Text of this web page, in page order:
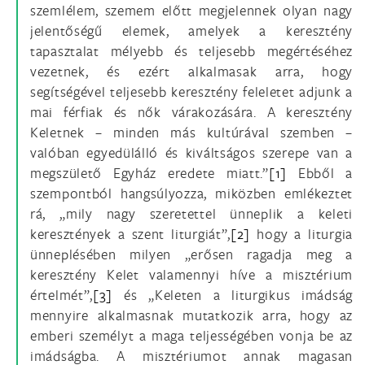
szemlélem, szemem előtt megjelennek olyan nagy
jelentőségű elemek, amelyek a keresztény
tapasztalat mélyebb és teljesebb megértéséhez
vezetnek, és ezért alkalmasak arra, hogy
segítségével teljesebb keresztény feleletet adjunk a
mai férfiak és nők várakozására. A keresztény
Keletnek – minden más kultúrával szemben –
valóban egyedülálló és kiváltságos szerepe van a
megszülető Egyház eredete miatt.”[1] Ebből a
szempontból hangsúlyozza, miközben emlékeztet
rá, „mily nagy szeretettel ünneplik a keleti
keresztények a szent liturgiát”,[2] hogy a liturgia
ünneplésében milyen „erősen ragadja meg a
keresztény Kelet valamennyi híve a misztérium
értelmét”,[3] és „Keleten a liturgikus imádság
mennyire alkalmasnak mutatkozik arra, hogy az
emberi személyt a maga teljességében vonja be az
imádságba. A misztériumot annak magasan